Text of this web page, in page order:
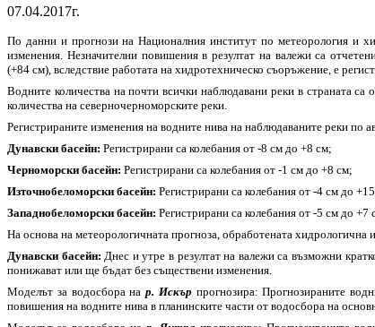
07.04.2017г.
По данни и прогнози на Националния институт по метеорология и
изменения. Незначителни повишения в резултат на валежи са
(+84 см), вследствие работата на хидротехническо съоръжение, е
Водните количества на почти всички наблюдавани реки в страната са
количества на северночерноморските реки.
Регистрираните изменения на водните нива на наблюдаваните реки
Дунавски басейн: Регистрирани са колебания от -8 см до +8 см;
Черноморски басейн: Регистрирани са колебания от -1 см до +8 см;
Източнобеломорски басейн: Регистрирани са колебания от -4 см до
Западнобеломорски басейн: Регистрирани са колебания от -5 см до +7
На основа на метеорологичната прогноза, обработената
Дунавски басейн: Днес и утре в резултат на валежи са възможни
понижават или ще бъдат без съществени изменения.
Моделът за водосбора нар. Искър прогнозира: Прогнозираните
повишения на водните нива в планинските части от водосбора на